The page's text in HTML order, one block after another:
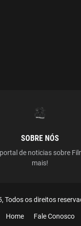
SOBRE NÓS
de noticias sobre
mais!
Todos os direitos
Home Fale Conosco